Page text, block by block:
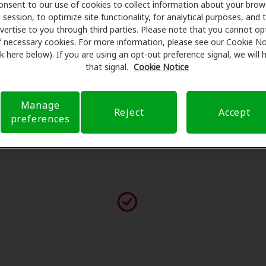
to our use of cookies to collect information about your
session, to optimize site functionality, for analytical purposes, and
to you through third parties. Please note that you cannot
necessary cookies. For more information, please see our Cookie
here below). If you are using an opt-out preference signal, we will
that signal. Cookie Notice
Manage
preferences
Reject Accept
exámenes con profesionales licenciados para
su consulta en Miracle-Ear Service Center, Amplifon
seguro para reducir sus gastos de bolsillo y de
su experiencia de atención auditiva y liberarlo de
sobre el seguro y con opciones de pago flexibles
contáctenos si no aparece ningún proveedor en esta